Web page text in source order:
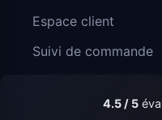
Espace client
Suivi de commande
4.5 / 5